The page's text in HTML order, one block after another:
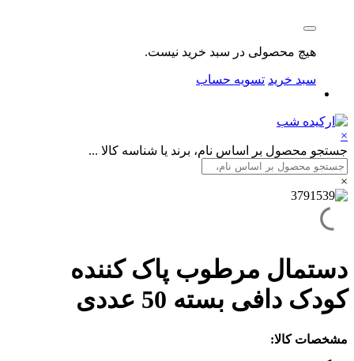
هیچ محصولی در سبد خرید نیست.
سبد خرید تسویه حساب
×
جستجو محصول بر اساس نام، برند یا شناسه کالا ...
×
دستمال مرطوب پاک کننده
کودک دافی بسته 50 عددی
مشخصات کالا: